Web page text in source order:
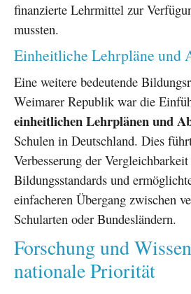
finanzierte Lehrmittel zur
mussten.
Einheitliche Lehrpläne und
Eine weitere bedeutende
Weimarer Republik war die
einheitlichen Lehrplänen und
Schulen in Deutschland. Dies
Verbesserung der
Bildungsstandards und
einfacheren Übergang zwischen
Schularten oder Bundesländern.
Forschung und
nationale Priorität